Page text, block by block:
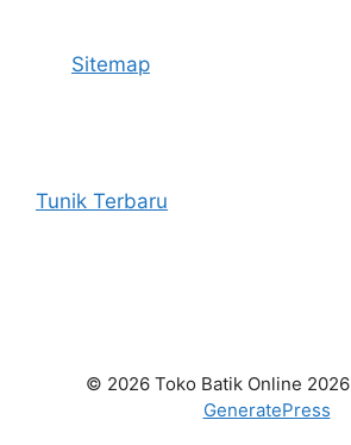
Sitemap
Tunik Terbaru
© 2026 Toko Batik Online 2026
GeneratePress